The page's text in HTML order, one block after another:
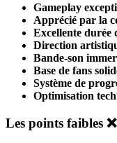
Gameplay
Apprécié par la
Excellente durée
Direction
Bande-son
Base de fans
Système de
Optimisation
Les points faibles ❌